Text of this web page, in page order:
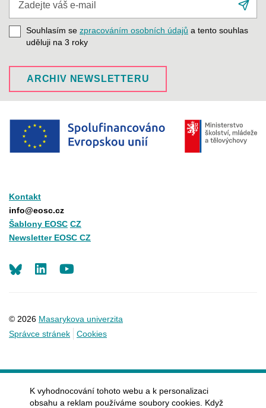
e-
mail
Souhlasím se zpracováním osobních údajů a tento souhlas
uděluji na 3 roky
ARCHIV NEWSLETTERU
Kontakt
info@eosc.cz
Šablony EOSC CZ
Newsletter EOSC CZ
© 2026 Masarykova univerzita
Správce stránek
Cookies
LinkedIn
K vyhodnocování tohoto webu a k personalizaci
obsahu a reklam používáme soubory cookies. Když